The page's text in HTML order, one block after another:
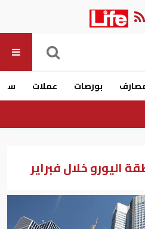
بورصات عملات
اليورو خلال فبراير